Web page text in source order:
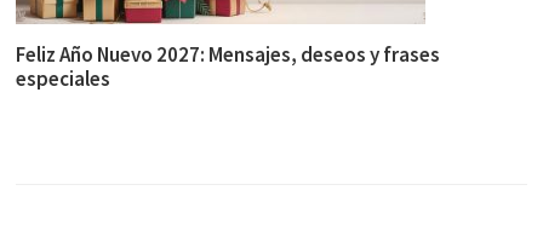
Feliz Año Nuevo 2027: Mensajes, deseos y frases
especiales